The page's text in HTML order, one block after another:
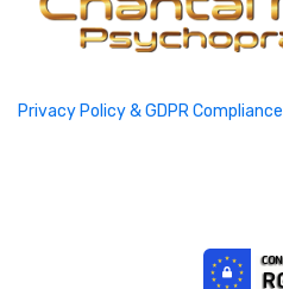
Privacy Policy & GDPR Compliance